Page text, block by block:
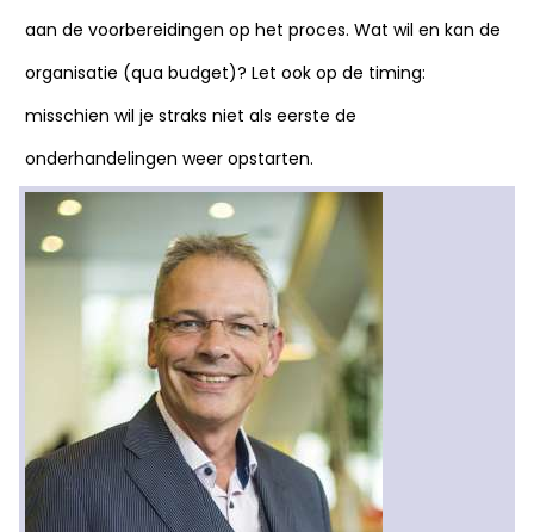
aan de voorbereidingen op het proces. Wat wil en kan de
organisatie (qua budget)? Let ook op de timing:
misschien wil je straks niet als eerste de
onderhandelingen weer opstarten.